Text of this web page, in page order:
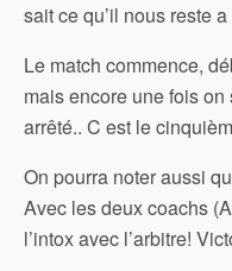
sait ce qu’il nous reste
Le match commence,
mais encore une fois
arrêté.. C est le
On pourra noter aussi
Avec les deux coachs
l’intox avec l’arbitre!